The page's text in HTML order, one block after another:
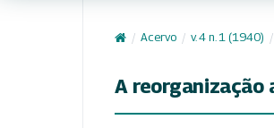
/ Acervo / v. 4 n. 1 (1940) /
A reorganização